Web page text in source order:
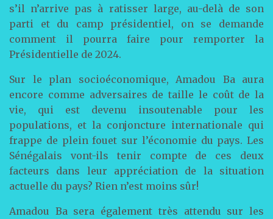
s’il n’arrive pas à ratisser large, au-delà de son
parti et du camp présidentiel, on se demande
comment il pourra faire pour remporter la
Présidentielle de 2024.
Sur le plan socioéconomique, Amadou Ba aura
encore comme adversaires de taille le coût de la
vie, qui est devenu insoutenable pour les
populations, et la conjoncture internationale qui
frappe de plein fouet sur l’économie du pays. Les
Sénégalais vont-ils tenir compte de ces deux
facteurs dans leur appréciation de la situation
actuelle du pays? Rien n’est moins sûr!
Amadou Ba sera également très attendu sur les